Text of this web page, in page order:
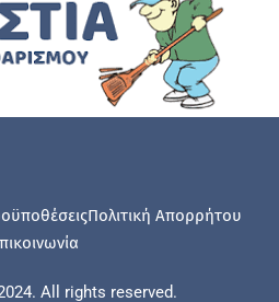
Πολιτική Απορρήτου
All rights reserved.